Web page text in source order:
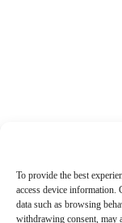
To provide the best
access device information.
data such as browsing
withdrawing consent, may
Το περιεχόμενο στο
για προσωπική
είτε τροποποιημένη
απαγορεύεται
εκδότη.